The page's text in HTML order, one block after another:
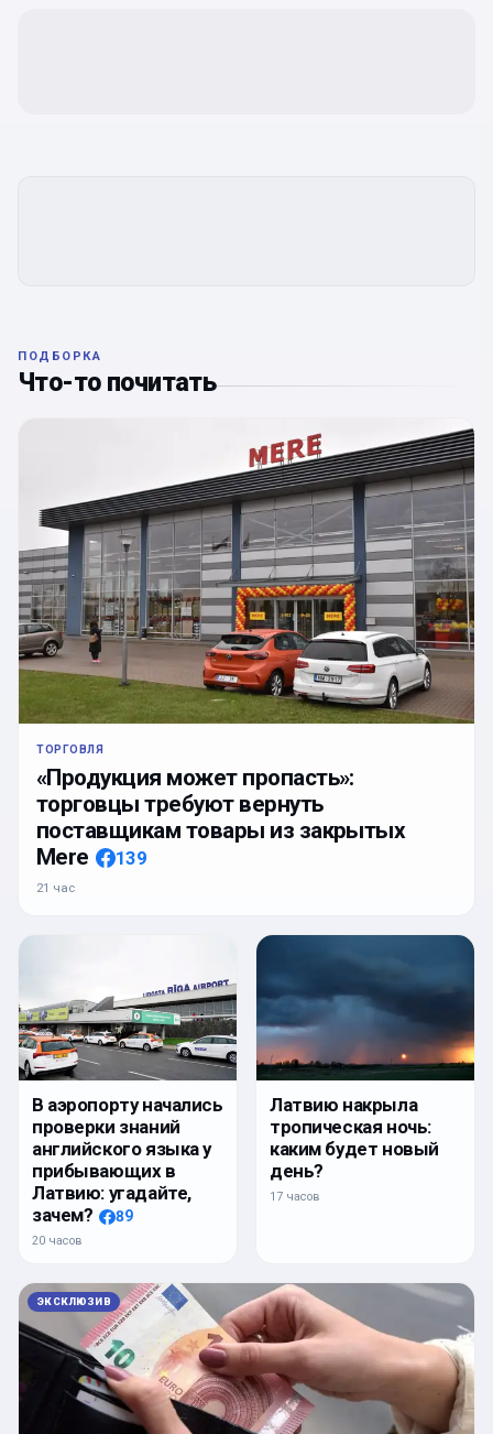
ПОДБОРКА
Что-то почитать
ТОРГОВЛЯ
«Продукция может пропасть»:
торговцы требуют вернуть
поставщикам товары из закрытых
Mere
139
21 час
В аэропорту начались
проверки знаний
английского языка у
прибывающих в
Латвию: угадайте,
зачем?
89
20 часов
Латвию накрыла
тропическая ночь:
каким будет новый
день?
17 часов
ЭКСКЛЮЗИВ